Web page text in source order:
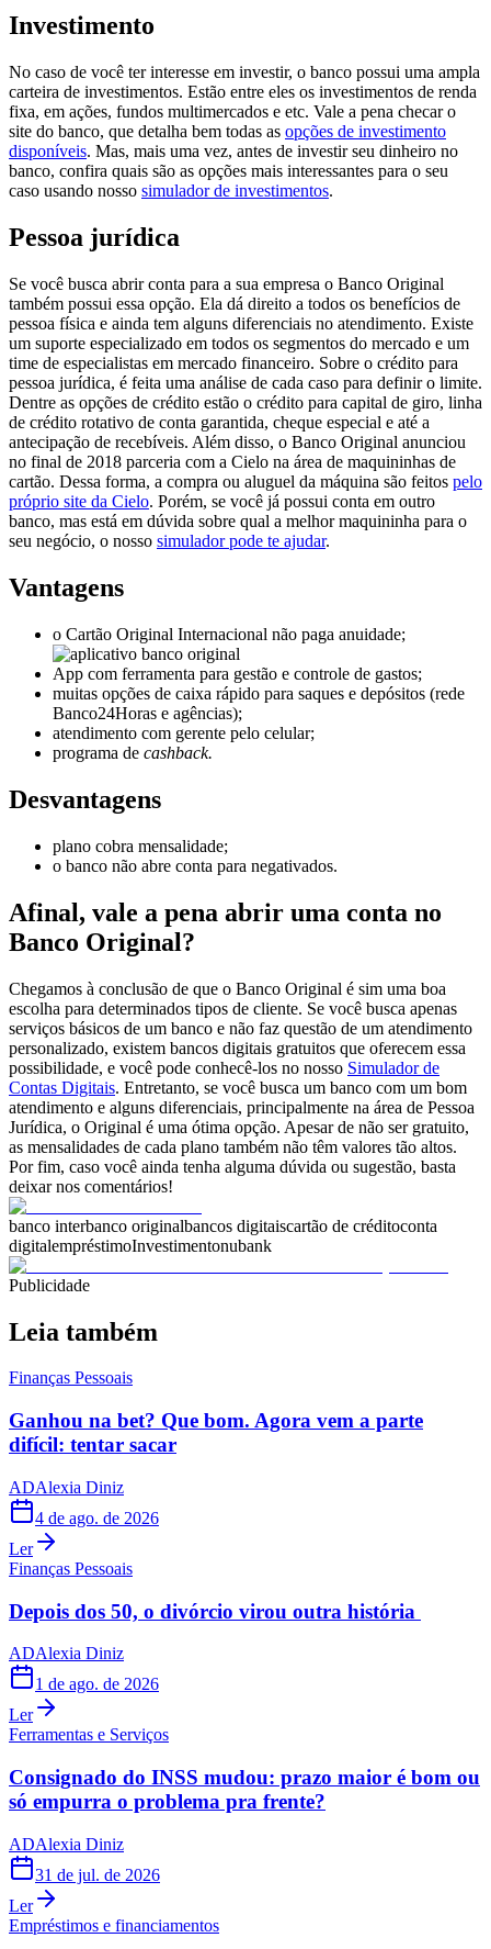
Investimento
No caso de você ter interesse em investir, o banco possui uma ampla
carteira de investimentos. Estão entre eles os investimentos de renda
fixa, em ações, fundos multimercados e etc. Vale a pena checar o
site do banco, que detalha bem todas as opções de investimento
disponíveis. Mas, mais uma vez, antes de investir seu dinheiro no
banco, confira quais são as opções mais interessantes para o seu
caso usando nosso simulador de investimentos.
Pessoa jurídica
Se você busca abrir conta para a sua empresa o Banco Original
também possui essa opção. Ela dá direito a todos os benefícios de
pessoa física e ainda tem alguns diferenciais no atendimento. Existe
um suporte especializado em todos os segmentos do mercado e um
time de especialistas em mercado financeiro. Sobre o crédito para
pessoa jurídica, é feita uma análise de cada caso para definir o limite.
Dentre as opções de crédito estão o crédito para capital de giro, linha
de crédito rotativo de conta garantida, cheque especial e até a
antecipação de recebíveis. Além disso, o Banco Original anunciou
no final de 2018 parceria com a Cielo na área de maquininhas de
cartão. Dessa forma, a compra ou aluguel da máquina são feitos pelo
próprio site da Cielo. Porém, se você já possui conta em outro
banco, mas está em dúvida sobre qual a melhor maquininha para o
seu negócio, o nosso simulador pode te ajudar.
Vantagens
o Cartão Original Internacional não paga anuidade;
App com ferramenta para gestão e controle de gastos;
muitas opções de caixa rápido para saques e depósitos (rede
Banco24Horas e agências);
atendimento com gerente pelo celular;
programa de cashback.
Desvantagens
plano cobra mensalidade;
o banco não abre conta para negativados.
Afinal, vale a pena abrir uma conta no
Banco Original?
Chegamos à conclusão de que o Banco Original é sim uma boa
escolha para determinados tipos de cliente. Se você busca apenas
serviços básicos de um banco e não faz questão de um atendimento
personalizado, existem bancos digitais gratuitos que oferecem essa
possibilidade, e você pode conhecê-los no nosso Simulador de
Contas Digitais. Entretanto, se você busca um banco com um bom
atendimento e alguns diferenciais, principalmente na área de Pessoa
Jurídica, o Original é uma ótima opção. Apesar de não ser gratuito,
as mensalidades de cada plano também não têm valores tão altos.
Por fim, caso você ainda tenha alguma dúvida ou sugestão, basta
deixar nos comentários!
banco interbanco originalbancos digitaiscartão de créditoconta
digitalempréstimoInvestimentonubank
Publicidade
Leia também
Finanças Pessoais
Ganhou na bet? Que bom. Agora vem a parte
difícil: tentar sacar
ADAlexia Diniz
4 de ago. de 2026
Ler
Finanças Pessoais
Depois dos 50, o divórcio virou outra história
ADAlexia Diniz
1 de ago. de 2026
Ler
Ferramentas e Serviços
Consignado do INSS mudou: prazo maior é bom ou
só empurra o problema pra frente?
ADAlexia Diniz
31 de jul. de 2026
Ler
Empréstimos e financiamentos